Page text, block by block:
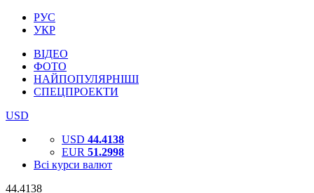
РУС
УКР
ВІДЕО
ФОТО
НАЙПОПУЛЯРНІШІ
СПЕЦПРОЕКТИ
USD
USD 44.4138
EUR 51.2998
Всі курси валют
44.4138